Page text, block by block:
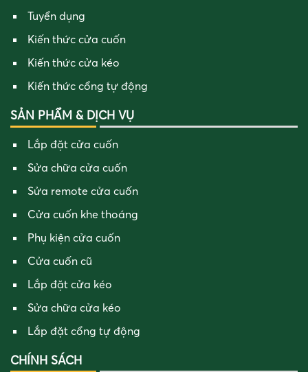
Tuyển dụng
Kiến thức cửa cuốn
Kiến thức cửa kéo
Kiến thức cổng tự động
SẢN PHẨM & DỊCH VỤ
Lắp đặt cửa cuốn
Sửa chữa cửa cuốn
Sửa remote cửa cuốn
Cửa cuốn khe thoáng
Phụ kiện cửa cuốn
Cửa cuốn cũ
Lắp đặt cửa kéo
Sửa chữa cửa kéo
Lắp đặt cổng tự động
CHÍNH SÁCH